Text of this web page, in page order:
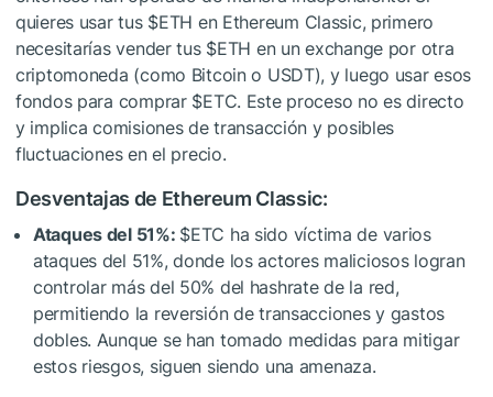
quieres usar tus $ETH en Ethereum Classic, primero
necesitarías vender tus $ETH en un exchange por otra
criptomoneda (como Bitcoin o USDT), y luego usar esos
fondos para comprar $ETC. Este proceso no es directo
y implica comisiones de transacción y posibles
fluctuaciones en el precio.
Desventajas de Ethereum Classic:
Ataques del 51%: $ETC ha sido víctima de varios
ataques del 51%, donde los actores maliciosos logran
controlar más del 50% del hashrate de la red,
permitiendo la reversión de transacciones y gastos
dobles. Aunque se han tomado medidas para mitigar
estos riesgos, siguen siendo una amenaza.